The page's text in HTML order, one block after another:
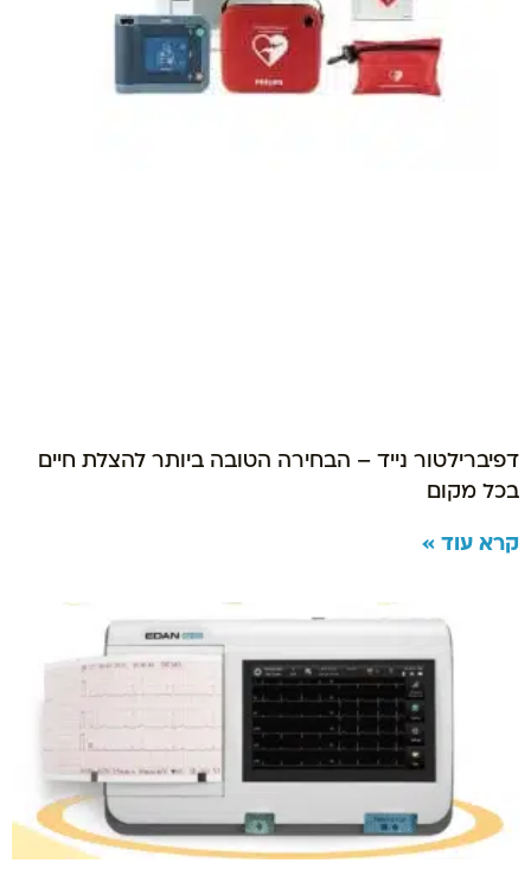
דפיברילטור נייד – הבחירה הטובה ביותר להצלת חיים
בכל מקום
קרא עוד »